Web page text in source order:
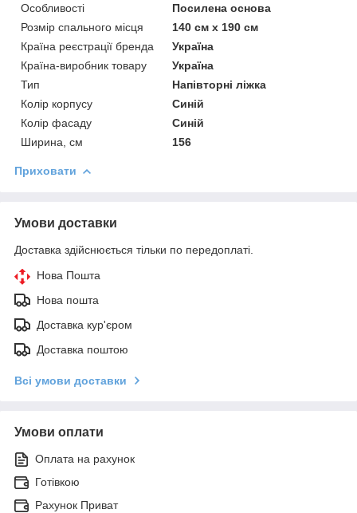
Особливості
Посилена основа
Розмір спального місця
140 см х 190 см
Країна реєстрації бренда
Україна
Країна-виробник товару
Україна
Тип
Напівторні ліжка
Колір корпусу
Синій
Колір фасаду
Синій
Ширина, см
156
Приховати
Умови доставки
Доставка здійснюється тільки по передоплаті.
Нова Пошта
Нова пошта
Доставка кур'єром
Доставка поштою
Всі умови доставки
Умови оплати
Оплата на рахунок
Готівкою
Рахунок Приват